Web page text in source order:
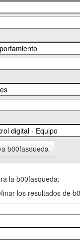
b00fasqueda
la b00fasqueda:
los resultados de